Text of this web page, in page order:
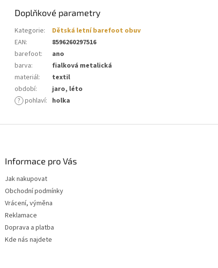
Doplňkové parametry
Kategorie:
Dětská letní barefoot obuv
EAN:
8596260297516
barefoot:
ano
barva:
fialková metalická
materiál:
textil
období:
jaro, léto
? pohlaví: holka
Informace pro Vás
Jak nakupovat
Obchodní podmínky
Vrácení, výměna
Reklamace
Doprava a platba
Kde nás najdete